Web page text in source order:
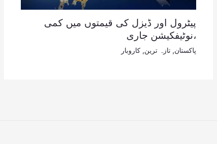
پیٹرول اور ڈیزل کی قیمتوں میں کمی
،نوٹیفکیشن جاری
پاکستان تازہ ترین کاروبار